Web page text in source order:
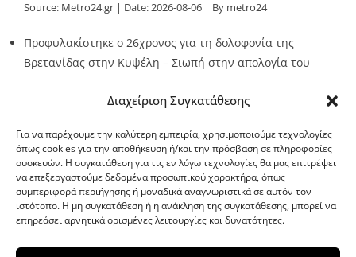
Διαχείριση Συγκατάθεσης
Για να παρέχουμε την καλύτερη εμπειρία, χρησιμοποιούμε τεχνολογίες
όπως cookies για την αποθήκευση ή/και την πρόσβαση σε πληροφορίες
συσκευών. Η συγκατάθεση για τις εν λόγω τεχνολογίες θα μας επιτρέψει
να επεξεργαστούμε δεδομένα προσωπικού χαρακτήρα, όπως
συμπεριφορά περιήγησης ή μοναδικά αναγνωριστικά σε αυτόν τον
ιστότοπο. Η μη συγκατάθεση ή η ανάκληση της συγκατάθεσης, μπορεί να
επηρεάσει αρνητικά ορισμένες λειτουργίες και δυνατότητες.
Source: Metro24.gr Date: 2026-08-06 By metro24
Προφυλακίστηκε ο 26χρονος για τη δολοφονία της
Βρετανίδας στην Κυψέλη – Σιωπή στην απολογία του
G-point.gr